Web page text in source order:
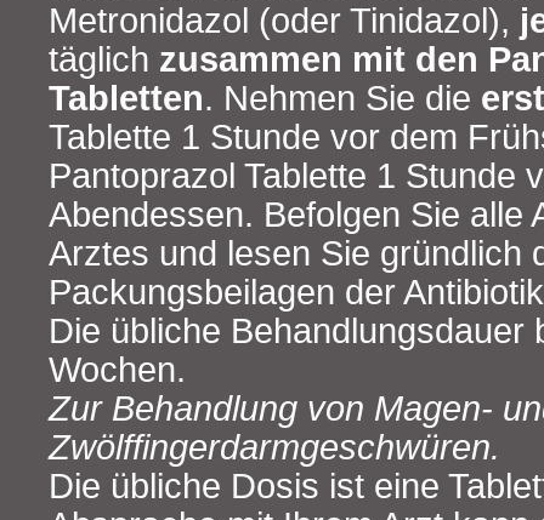
Metronidazol (oder Tinidazol),
täglich zusammen mit den
Tabletten. Nehmen Sie die
Tablette 1 Stunde vor dem
Pantoprazol Tablette 1 Stunde
Abendessen. Befolgen Sie alle
Arztes und lesen Sie gründlich
Packungsbeilagen der
Die übliche Behandlungsdauer
Wochen.
Zur Behandlung von Magen-
Zwölffingerdarmgeschwüren.
Die übliche Dosis ist eine